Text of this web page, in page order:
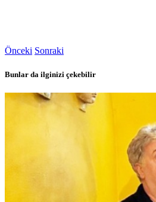
Önceki Sonraki
Bunlar da ilginizi çekebilir